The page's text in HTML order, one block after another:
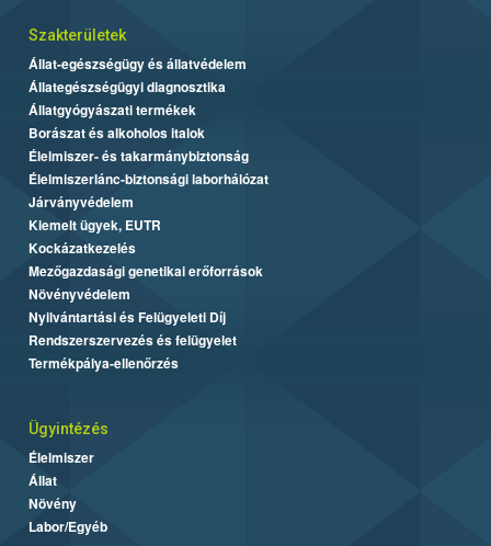
Szakterületek
Állat-egészségügy és állatvédelem
Állategészségügyi diagnosztika
Állatgyógyászati termékek
Borászat és alkoholos italok
Élelmiszer- és takarmánybiztonság
Élelmiszerlánc-biztonsági laborhálózat
Járványvédelem
Kiemelt ügyek, EUTR
Kockázatkezelés
Mezőgazdasági genetikai erőforrások
Növényvédelem
Nyilvántartási és Felügyeleti Díj
Rendszerszervezés és felügyelet
Termékpálya-ellenőrzés
Ügyintézés
Élelmiszer
Állat
Növény
Labor/Egyéb